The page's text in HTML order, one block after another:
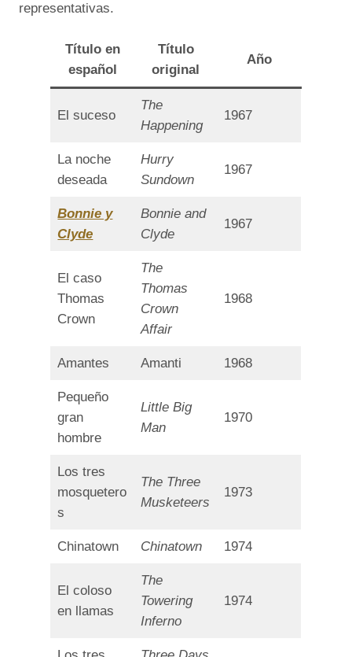
representativas.
Título en
español
Título
original
Año
El suceso
The
Happening
1967
La noche
deseada
Hurry
Sundown
1967
Bonnie y
Clyde
Bonnie and
Clyde
1967
El caso
Thomas
Crown
The
Thomas
Crown
Affair
1968
Amantes Amanti 1968
Pequeño
gran
hombre
Little Big
Man
1970
Los tres
mosquetero
s
The Three
Musketeers
1973
Chinatown Chinatown 1974
El coloso
en llamas
The
Towering
Inferno
1974